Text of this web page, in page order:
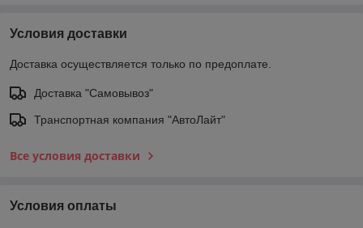
Условия доставки
Доставка осуществляется только по предоплате.
Доставка "Самовывоз"
Транспортная компания "АвтоЛайт"
Все условия доставки
Условия оплаты